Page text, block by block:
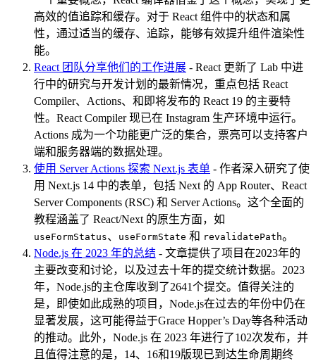
高效的值追踪和缓存。对于 React 组件中的状态和属
性，通过适当的缓存、追踪，能够有效提升组件渲染性
能。
React 团队分享他们的工作进展 - React 更新了 Lab 中进
行中的研究与开发计划的最新情况，重点包括 React
Compiler、Actions、和即将发布的 React 19 的主要特
性。React Compiler 现已在 Instagram 生产环境中运行。
Actions 成为一个功能更广泛的集合，票亮可以支持客户
端和服务器端的数据处理。
使用 Server Actions 探索 Next.js 表单 - 作者深入研究了使
用 Next.js 14 中的表单，包括 Next 的 App Router、React
Server Components (RSC) 和 Server Actions。这个全面的
教程涵盖了 React/Next 的原生方面，如
useFormStatus、 useFormState 和 revalidatePath。
Node.js 在 2023 年的总结 - 文章提供了项目在2023年的
主要改变和讨论，以及过去十年的提交统计数据。2023
年，Node.js的主仓库收到了2641个提交。值得关注的
是，即使如此成熟的项目，Node.js在过去的年份中仍在
显著发展，这可能得益于Grace Hopper’s Day等各种活动
的推动。此外，Node.js 在 2023 年进行了102次发布，并
且值得注意的是，14、16和19版现已到达生命周期终